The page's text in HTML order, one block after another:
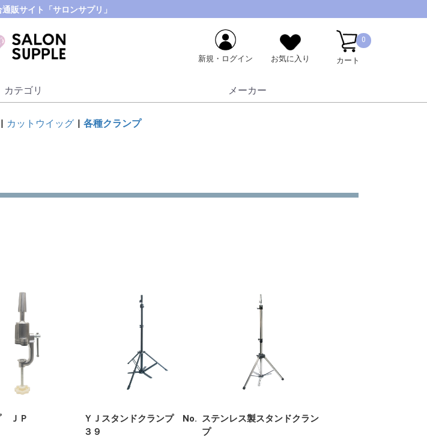
販サイト「サロンサプリ」
新規・ログイン お気に入り
0
カート
カテゴリ メーカー
カットウイッグ 各種クランプ
ＪＰ
ＹＪスタンドクランプ No.
３９
ステンレス製スタンドクラン
プ